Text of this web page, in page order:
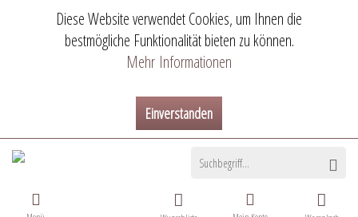
Diese Website verwendet Cookies, um Ihnen die
bestmögliche Funktionalität bieten zu können.
Mehr Informationen
Einverstanden